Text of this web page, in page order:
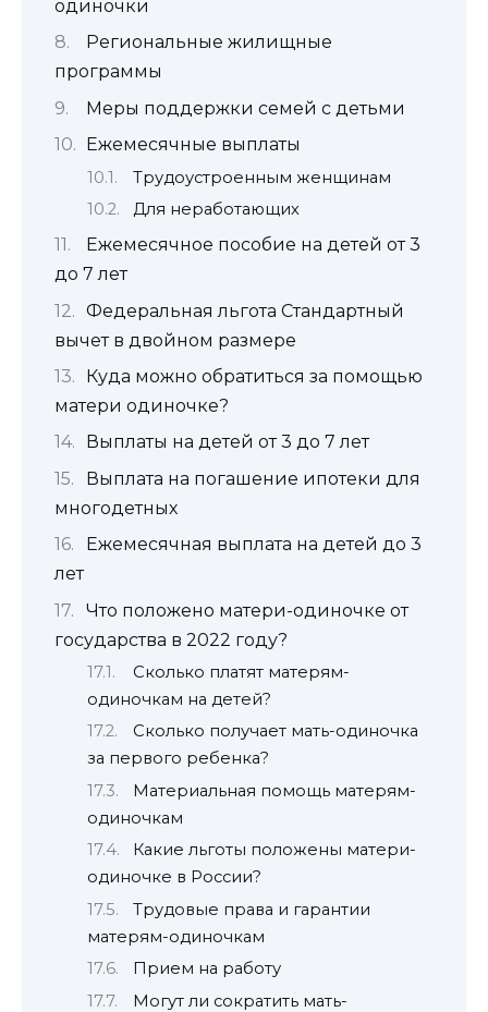
одиночки
Региональные жилищные
программы
Меры поддержки семей с детьми
Ежемесячные выплаты
Трудоустроенным женщинам
Для неработающих
Ежемесячное пособие на детей от 3
до 7 лет
Федеральная льгота Стандартный
вычет в двойном размере
Куда можно обратиться за помощью
матери одиночке?
Выплаты на детей от 3 до 7 лет
Выплата на погашение ипотеки для
многодетных
Ежемесячная выплата на детей до 3
лет
Что положено матери-одиночке от
государства в 2022 году?
Сколько платят матерям-
одиночкам на детей?
Сколько получает мать-одиночка
за первого ребенка?
Материальная помощь матерям-
одиночкам
Какие льготы положены матери-
одиночке в России?
Трудовые права и гарантии
матерям-одиночкам
Прием на работу
Могут ли сократить мать-